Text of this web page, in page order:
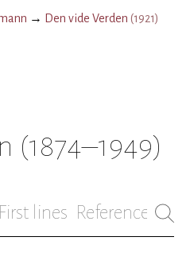
→ Den vide Verden (1921)
(1874–1949)
First lines References